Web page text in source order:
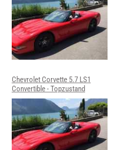
Chevrolet Corvette 5.7 LS1
Convertible - Topzustand